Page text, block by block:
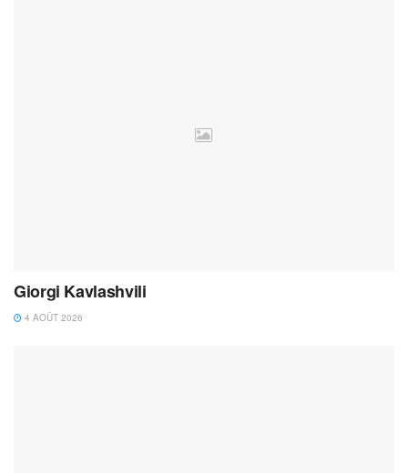
Giorgi Kavlashvili
4 AOÛT 2026